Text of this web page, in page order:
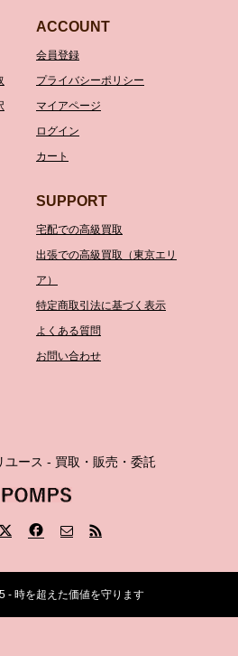
ACCOUNT
会員登録
プライバシーポリシー
マイアページ
ログイン
カート
SUPPORT
宅配での高級買取
出張での高級買取（東京エリ
ア）
特定商取引法に基づく表示
よくある質問
お問い合わせ
ユース - 買取・販売・委託
- 時を超えた価値を守ります